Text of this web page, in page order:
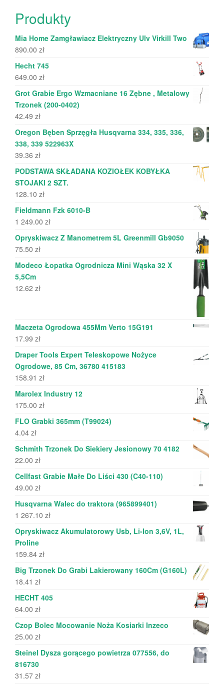
Produkty
Mia Home Zamgławiacz Elektryczny Ulv Virkill Two
890.00 zł
Hecht 745
649.00 zł
Grot Grabie Ergo Wzmacniane 16 Zębne , Metalowy
Trzonek (200-0402)
42.49 zł
Oregon Bęben Sprzęgła Husqvarna 334, 335, 336,
338, 339 522963X
39.36 zł
PODSTAWA SKŁADANA KOZIOŁEK KOBYŁKA
STOJAKI 2 SZT.
128.10 zł
Fieldmann Fzk 6010-B
1 249.00 zł
Opryskiwacz Z Manometrem 5L Greenmill Gb9050
75.50 zł
Modeco Łopatka Ogrodnicza Mini Wąska 32 X
5,5Cm
12.62 zł
Maczeta Ogrodowa 455Mm Verto 15G191
17.99 zł
Draper Tools Expert Teleskopowe Nożyce
Ogrodowe, 85 Cm, 36780 415183
158.91 zł
Marolex Industry 12
175.00 zł
FLO Grabki 365mm (T99024)
4.04 zł
Schmith Trzonek Do Siekiery Jesionowy 70 4182
22.00 zł
Cellfast Grabie Małe Do Liści 430 (C40-110)
49.00 zł
Husqvarna Walec do traktora (965899401)
1 267.10 zł
Opryskiwacz Akumulatorowy Usb, Li-Ion 3,6V, 1L,
Proline
159.84 zł
Big Trzonek Do Grabi Lakierowany 160Cm (G160L)
18.41 zł
HECHT 405
64.00 zł
Czop Bolec Mocowanie Noża Kosiarki Inzeco
25.00 zł
Steinel Dysza gorącego powietrza 077556, do
816730
31.57 zł